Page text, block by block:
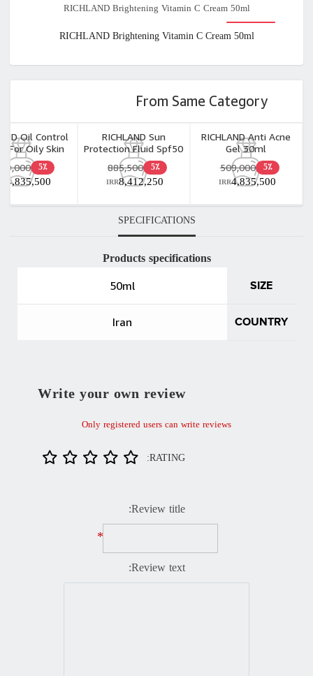
RICHLAND Brightening Vitamin C Cream 50ml
RICHLAND Brightening Vitamin C Cream 50ml
From Same Category
Oil Control
For Oily Skin
50ml
5٪
4,835,500
RICHLAND Sun
Protection Fluid Spf50
For Oily Skin 40ml
5٪ 885,500
8,412,250
IRR
RICHLAND Anti Acne
Gel 30ml
5٪ 509,000
4,835,500
IRR
SPECIFICATIONS
Products specifications
SIZE
50ml
COUNTRY
Iran
Write your own review
Only registered users can write reviews
RATING:
Review title:
*
Review text: